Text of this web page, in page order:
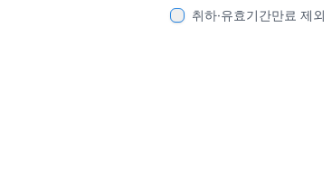
취하·유효기간만료 제외